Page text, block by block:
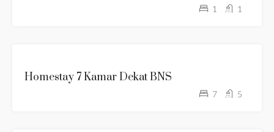
1 1
KOLAM
Homestay 7 Kamar Dekat BNS
7 5